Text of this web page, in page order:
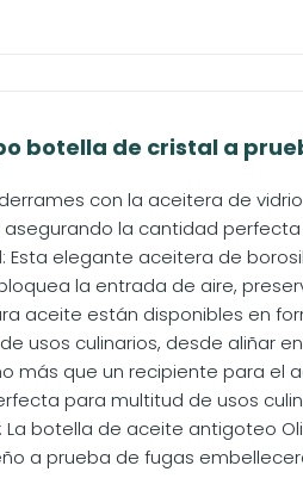
botella de cristal a
con la aceitera de
la cantidad
Esta elegante aceitera de
la entrada de aire,
aceite están disponibles en
usos culinarios, desde aliñar
más que un recipiente para el
para multitud de usos
botella de aceite antigoteo
a prueba de fugas